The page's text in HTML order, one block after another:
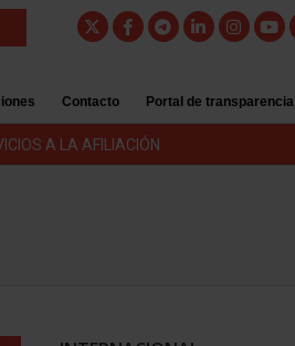
Contacto Portal de transparencia
A LA AFILIACIÓN